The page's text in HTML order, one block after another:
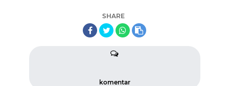
SHARE
komentar